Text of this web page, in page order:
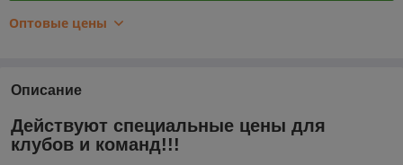
Оптовые цены
Описание
Действуют специальные цены для
клубов и команд!!!